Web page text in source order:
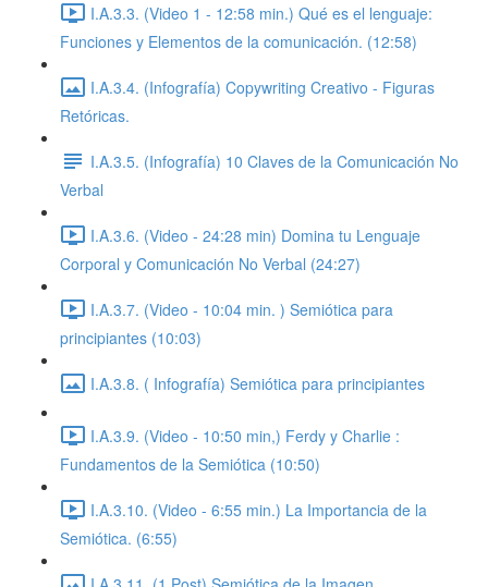
I.A.3.3. (Video 1 - 12:58 min.) Qué es el lenguaje:
Funciones y Elementos de la comunicación. (12:58)
I.A.3.4. (Infografía) Copywriting Creativo - Figuras
Retóricas.
I.A.3.5. (Infografía) 10 Claves de la Comunicación No
Verbal
I.A.3.6. (Video - 24:28 min) Domina tu Lenguaje
Corporal y Comunicación No Verbal (24:27)
I.A.3.7. (Video - 10:04 min. ) Semiótica para
principiantes (10:03)
I.A.3.8. ( Infografía) Semiótica para principiantes
I.A.3.9. (Video - 10:50 min,) Ferdy y Charlie :
Fundamentos de la Semiótica (10:50)
I.A.3.10. (Video - 6:55 min.) La Importancia de la
Semiótica. (6:55)